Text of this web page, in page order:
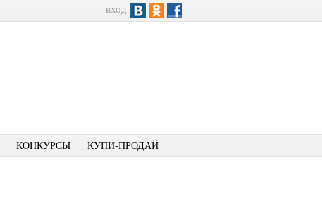
вход
КОНКУРСЫ КУПИ-ПРОДАЙ